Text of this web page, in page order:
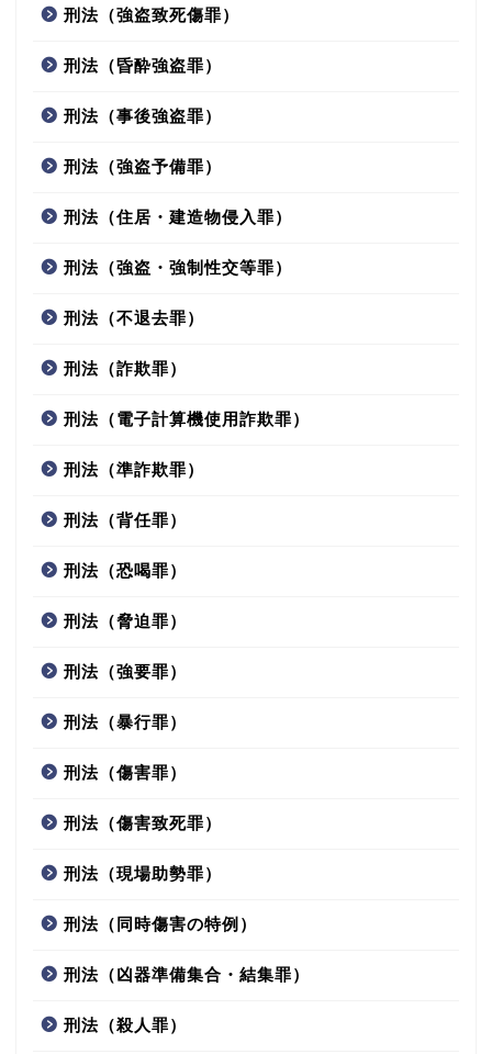
刑法（強盗致死傷罪）
刑法（昏酔強盗罪）
刑法（事後強盗罪）
刑法（強盗予備罪）
刑法（住居・建造物侵入罪）
刑法（強盗・強制性交等罪）
刑法（不退去罪）
刑法（詐欺罪）
刑法（電子計算機使用詐欺罪）
刑法（準詐欺罪）
刑法（背任罪）
刑法（恐喝罪）
刑法（脅迫罪）
刑法（強要罪）
刑法（暴行罪）
刑法（傷害罪）
刑法（傷害致死罪）
刑法（現場助勢罪）
刑法（同時傷害の特例）
刑法（凶器準備集合・結集罪）
刑法（殺人罪）